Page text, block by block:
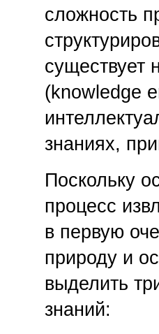
сложность
существует
(knowledge
знаниях,
Поскольку
процесс
в первую
природу и
выделить
знаний: